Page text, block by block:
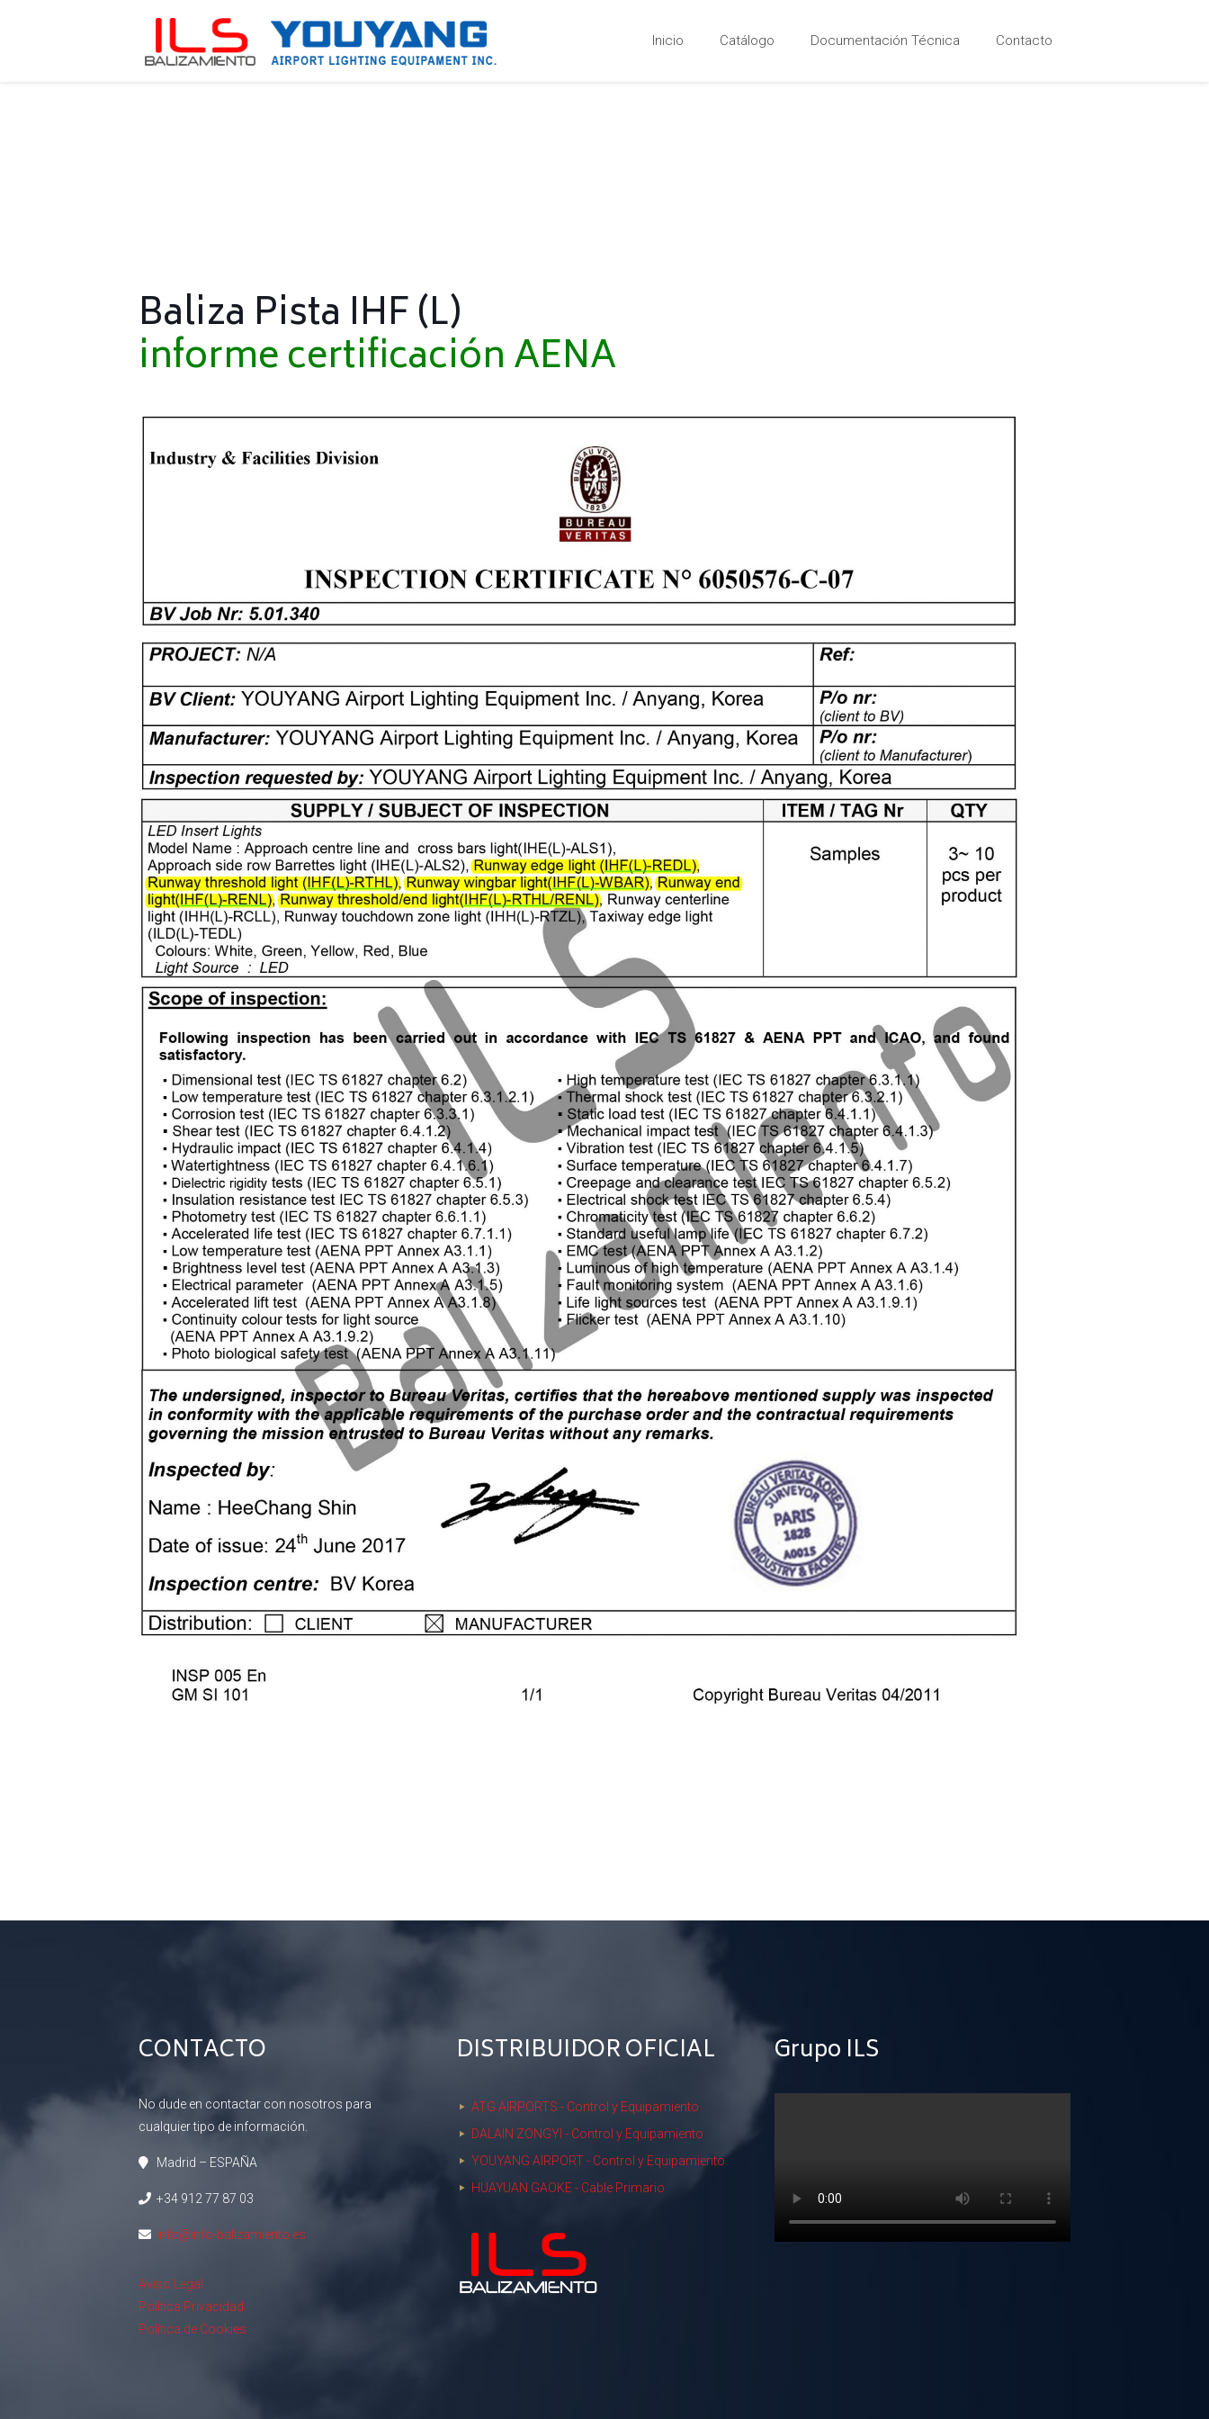
Inicio Catálogo Documentación Técnica Contacto
Baliza Pista IHF (L)
informe certificación AENA
CONTACTO
No dude en contactar con nosotros para
cualquier tipo de información.
Madrid – ESPAÑA
+34 912 77 87 03
info@info-balizamiento.es
Aviso Legal
Política Privacidad
Política de Cookies
DISTRIBUIDOR OFICIAL
ATG AIRPORTS - Control y Equipamiento
DALAIN ZONGYI - Control y Equipamiento
YOUYANG AIRPORT - Control y Equipamiento
HUAYUAN GAOKE - Cable Primario
Grupo ILS